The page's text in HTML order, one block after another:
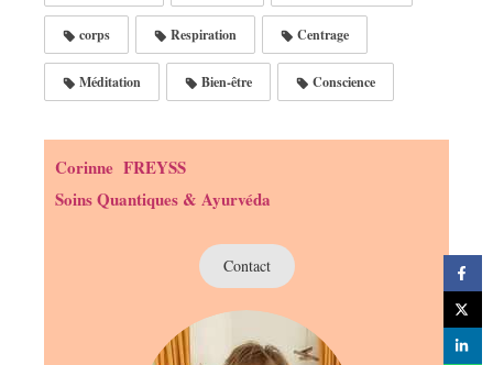
corps Respiration Centrage
Méditation Bien-être Conscience
Corinne FREYSS
Soins Quantiques & Ayurvéda
Contact